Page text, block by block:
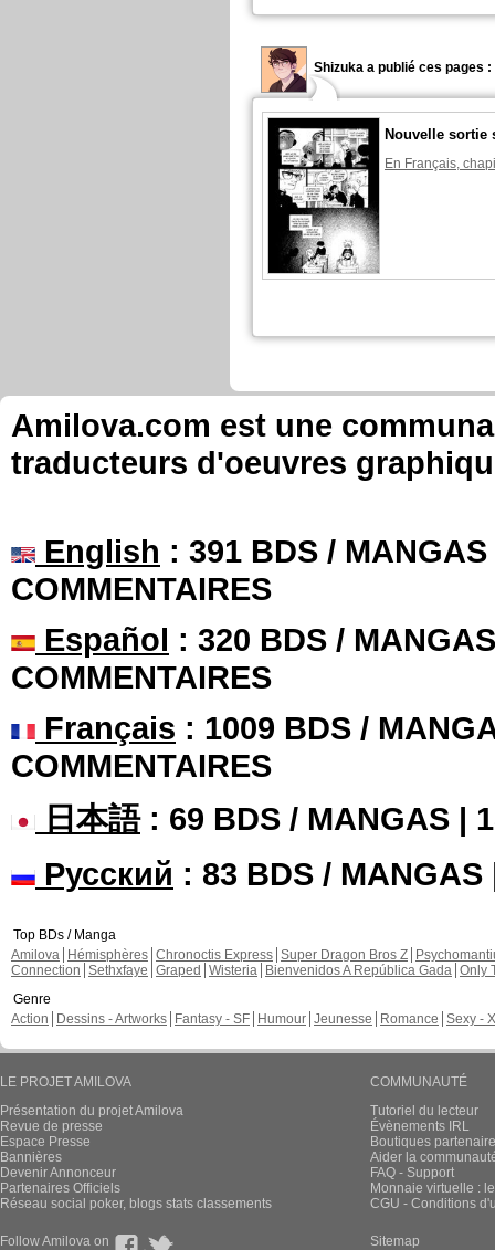
Shizuka a publié ces pages :
Nouvelle sortie
En Français,
Amilova.com est une
traducteurs d'oeuvres
English : 391 BDS /
COMMENTAIRES
Español : 320 BDS /
COMMENTAIRES
Français : 1009 BDS /
COMMENTAIRES
日本語: 69 BDS / MANGAS |
Русский : 83 BDS / MANGAS
Top BDs / Manga
Amilova
Hémisphères Chronoctis Express Super Dragon Bros Z
Connection Sethxfaye Graped Wisteria Bienvenidos A República Gada Only
Genre
Action
Dessins - Artworks Fantasy - SF Humour Jeunesse Romance Sexy -
LE PROJET AMILOVA
Présentation du projet Amilova
Revue de presse
Espace Presse
Bannières
Devenir Annonceur
Partenaires Officiels
Réseau social poker, blogs stats classements
COMMUNAUTÉ
Tutoriel du lecteur
Évènements IRL
Boutiques
Aider la
FAQ - Support
Monnaie virtuelle :
CGU - Conditions
Follow Amilova on Sitemap